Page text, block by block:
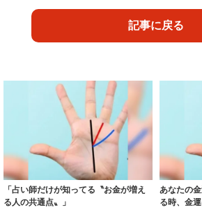
記事に戻る
「占い師だけが知ってる〝お金が増え
る人の共通点〟」
あなたの
る時、金